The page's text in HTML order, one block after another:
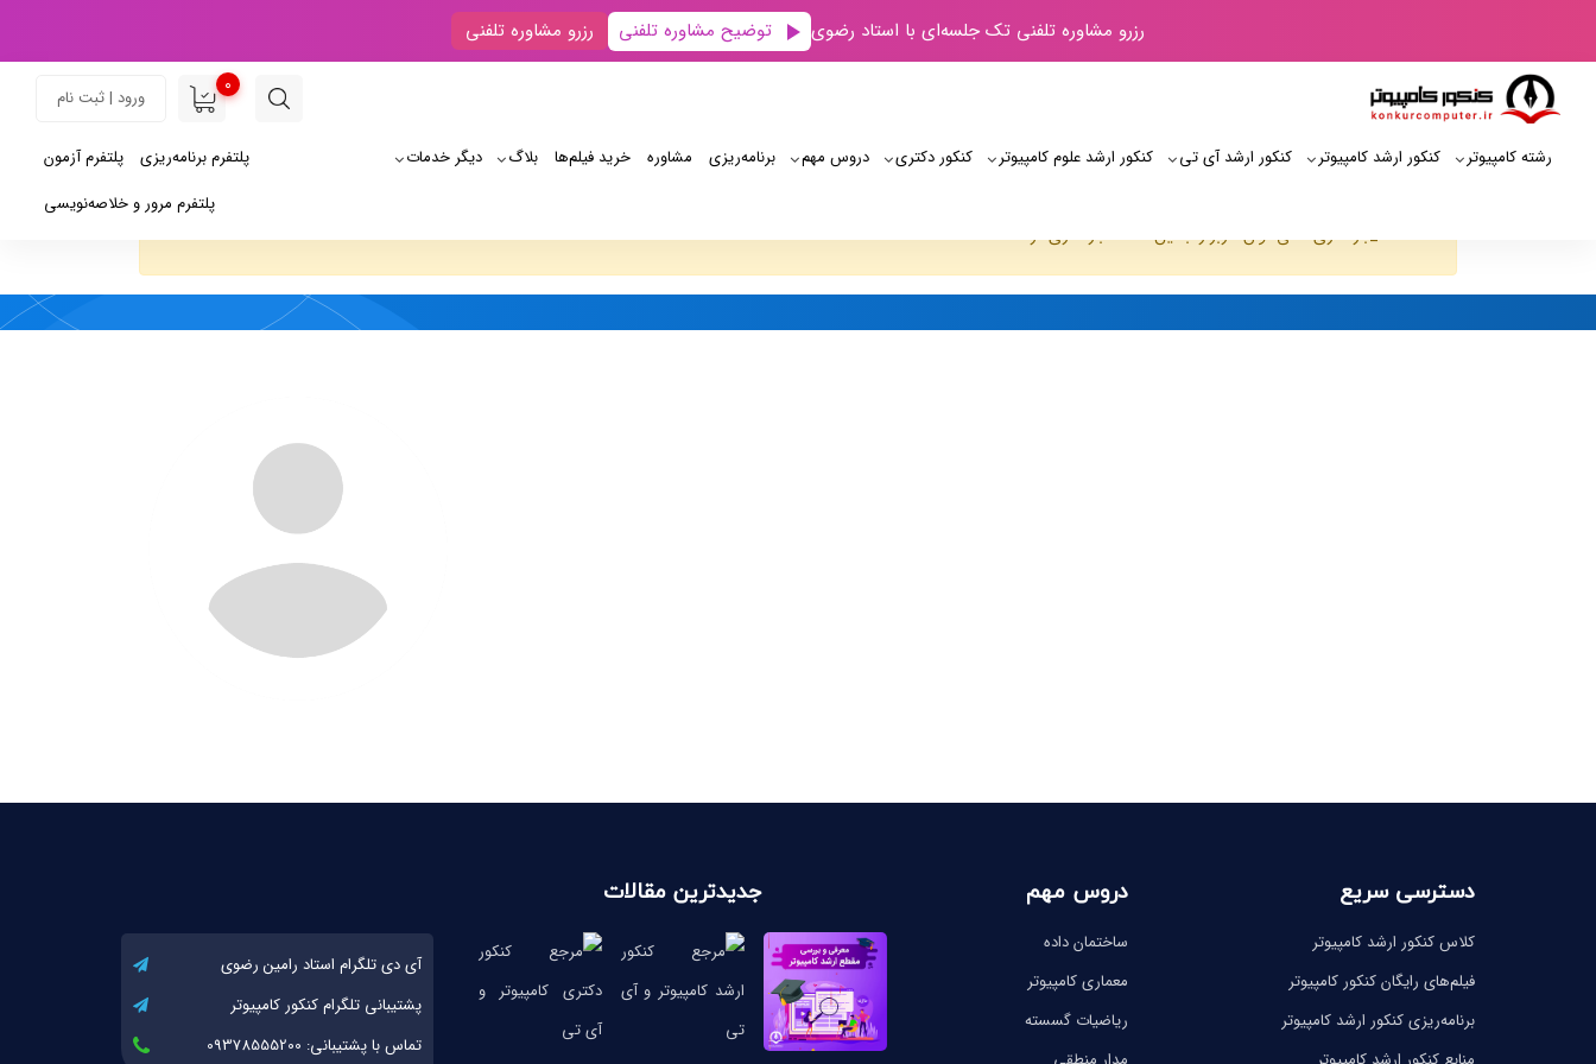
رزرو مشاوره تلفنی تک جلسه‌ای با استاد رضوی توضیح مشاوره تلفنی رزرو مشاوره تلفنی
0
ورود | ثبت نام
رشته کامپیوتر کنکور ارشد کامپیوتر کنکور ارشد آی‌ تی کنکور ارشد علوم کامپیوتر کنکور دکتری دروس مهم برنامه‌‌ریزی مشاوره خرید فیلم‌ها بلاگ دیگر خدمات پلتفرم آزمون
پلتفرم برنامه‌ریزی
پلتفرم مرور و خلاصه‌نویسی
JUser: :_بارگذاری :نمی توان کاربر را با این شناسه بارگذاری کرد: 142
دسترسی سریع
کلاس کنکور ارشد کامپیوتر
فیلم‌های رایگان کنکور کامپیوتر
برنامه‌ریزی کنکور ارشد کامپیوتر
دروس مهم
ساختمان داده
معماری کامپیوتر
ریاضیات گسسته
جدیدترین مقالات
آی دی تلگرام استاد رامین رضوی
پشتیبانی تلگرام کنکور کامپیوتر
تماس با پشتیبانی: 09378555200